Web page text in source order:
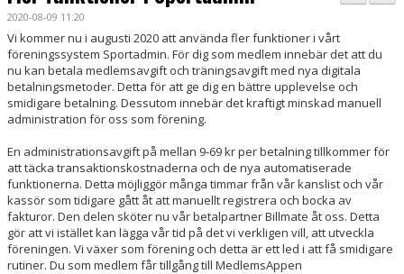
DOKUMENT
JOBBA I KSS
2020-08-09 11:20
Vi kommer nu i augusti 2020 att använda fler funktioner i vårt
föreningssystem Sportadmin. För dig som medlem innebär det att du
nu kan betala medlemsavgift och träningsavgift med nya digitala
betalningsmetoder. Detta för att ge dig en bättre upplevelse och
smidigare betalning. Dessutom innebär det kraftigt minskad manuell
administration för oss som förening.
En administrationsavgift på mellan 9-69 kr per betalning tillkommer för
att täcka transaktionskostnaderna och de nya automatiserade
funktionerna. Detta möjliggör många timmar från vår kanslist och vår
kassör som tidigare gått åt att manuellt registrera och bocka av
fakturor. Den delen sköter nu vår betalpartner Billmate åt oss. Detta
gör att vi istället kan lägga vår tid på det vi verkligen vill, att utveckla
föreningen. Vi växer som förening och detta är ett led i att få smidigare
rutiner. Du som medlem får tillgång till MedlemsAppen